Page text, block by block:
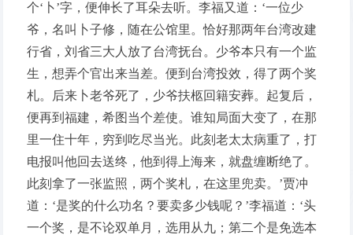
个‘卜’字，便伸长了耳朵去听。李福又道：‘一位少
爷，名叫卜子修，随在公馆里。恰好那两年台湾改建
行省，刘省三大人放了台湾抚台。少爷本只有一个监
生，想弄个官出来当差。便到台湾投效，得了两个奖
札。后来卜老爷死了，少爷扶柩回籍安葬。起复后，
便再到福建，希图当个差使。谁知局面大变了，在那
里一住十年，穷到吃尽当光。此刻老太太病重了，打
电报叫他回去送终，他到得上海来，就盘缠断绝了。
此刻拿了一张监照，两个奖札，在这里兜卖。’贾冲
道：‘是奖的什么功名？要卖多少钱呢？’李福道：‘头
一个奖，是不论双单月，选用从九；第二个是免选本